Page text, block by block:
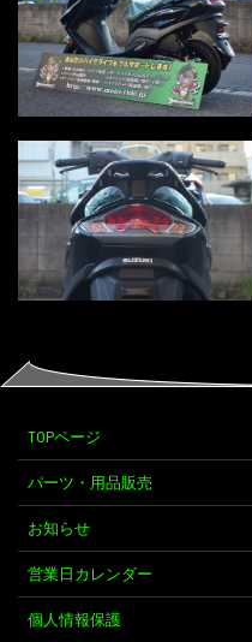
TOPページ
パーツ・用品販売
お知らせ
営業日カレンダー
個人情報保護